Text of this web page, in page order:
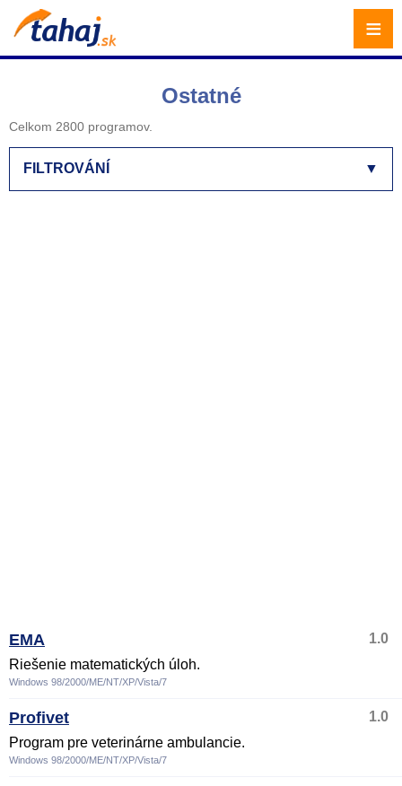
Ostatné
Celkom 2800 programov.
▼
FILTROVÁNÍ
EMA
1.0
Riešenie matematických úloh.
Windows 98/2000/ME/NT/XP/Vista/7
Profivet
1.0
Program pre veterinárne ambulancie.
Windows 98/2000/ME/NT/XP/Vista/7
≡